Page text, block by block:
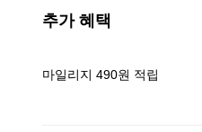
추가 혜택
마일리지 490원 적립